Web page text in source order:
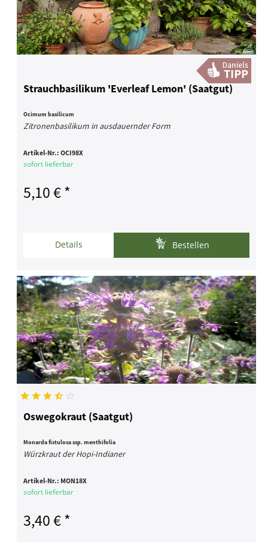
Strauchbasilikum 'Everleaf Lemon' (Saatgut)
Ocimum basilicum
Zitronenbasilikum in ausdauernder Form
Artikel-Nr.:OCI98X
sofort lieferbar
5,10 € *
Details Bestellen
Oswegokraut (Saatgut)
Monarda fistulosa ssp. menthifolia
Würzkraut der Hopi-Indianer
Artikel-Nr.: MON18X
sofort lieferbar
3,40 € *